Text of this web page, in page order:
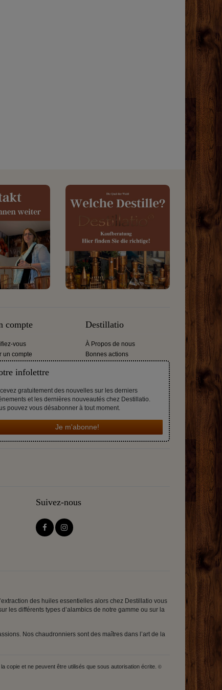
compte
vous
un compte
Destillatio
À Propos de nous
Bonnes actions
infolettre
gratuitement des nouvelles sur les derniers
et les dernières nouveautés chez Destillatio.
pouvez vous désabonner à tout moment.
Je m'abonne!
Suivez-nous
des huiles essentielles alors chez Destillatio vous
les différents types d’alambics de notre gamme ou sur la
Nos chaudronniers sont des maîtres dans l’art de la
copie et ne peuvent être utilisés que sous autorisation écrite. ©